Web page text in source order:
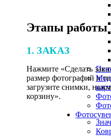
Этапы работы
1. ЗАКАЗ
Нажмите «Сделать
размер фотографий и
загрузите снимки,
корзину».